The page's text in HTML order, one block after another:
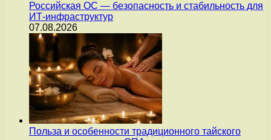
Российская ОС — безопасность и стабильность для
ИТ-инфраструктур
07.08.2026
Польза и особенности традиционного тайского